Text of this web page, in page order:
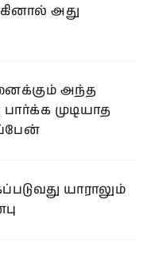
அது
அந்த
முடியாத
யாராலும்